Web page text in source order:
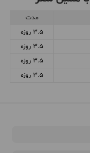
مدت
3.5 روزه
3.5 روزه
3.5 روزه
3.5 روزه